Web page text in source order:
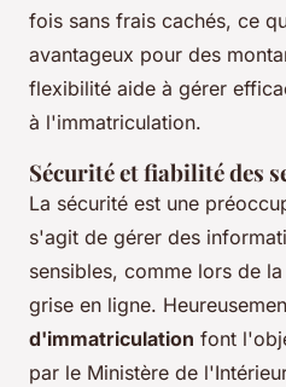
fois sans frais cachés, ce
avantageux pour des
flexibilité aide à gérer
à l'immatriculation.
Sécurité et fiabilité des
La sécurité est une
s'agit de gérer des
sensibles, comme lors de
grise en ligne.
d'immatriculation font
par le Ministère de